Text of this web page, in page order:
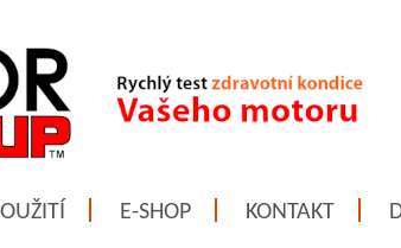
E-SHOP KONTAKT